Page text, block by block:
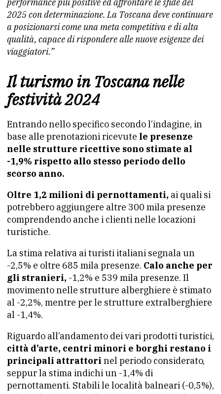
2025 con determinazione. La Toscana deve continuare
a posizionarsi come una meta competitiva e di alta
qualità, capace di rispondere alle nuove esigenze dei
viaggiatori.”
Il turismo in Toscana nelle
festività 2024
Entrando nello specifico secondo l’indagine, in
base alle prenotazioni ricevute le presenze
nelle strutture ricettive sono stimate al
-1,9% rispetto allo stesso periodo dello
scorso anno.
Oltre 1,2 milioni di pernottamenti, ai quali si
potrebbero aggiungere altre 300 mila presenze
comprendendo anche i clienti nelle locazioni
turistiche.
La stima relativa ai turisti italiani segnala un
-2,5% e oltre 685 mila presenze. Calo anche per
gli stranieri, -1,2% e 539 mila presenze. Il
movimento nelle strutture alberghiere è stimato
al -2,2%, mentre per le strutture extralberghiere
al -1,4%.
Riguardo all’andamento dei vari prodotti turistici,
città d’arte, centri minori e borghi restano i
principali attrattori nel periodo considerato,
seppur la stima indichi un -1,4% di
pernottamenti. Stabili le località balneari (-0,5%),